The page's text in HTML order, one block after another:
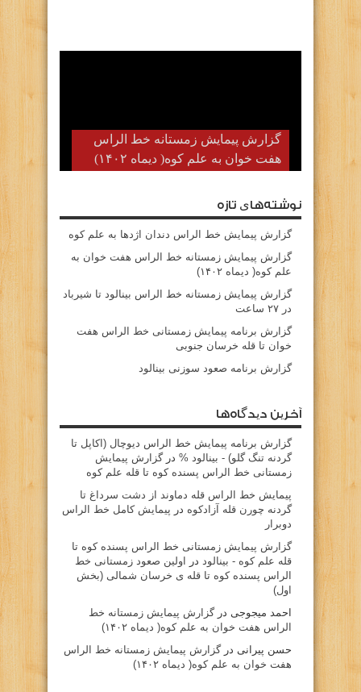
گزارش پیمایش زمستانه خط الراس
هفت خوان به علم کوه( دیماه ۱۴۰۲)
نوشته‌های تازه
گزارش پیمایش خط الراس دندان اژدها به علم کوه
گزارش پیمایش زمستانه خط الراس هفت خوان به
علم کوه( دیماه ۱۴۰۲)
گزارش پیمایش زمستانه خط الراس بینالود تا شیرباد
در ۲۷ ساعت
گزارش برنامه پیمایش زمستانی خط الراس هفت
خوان تا قله خرسان جنوبی
گزارش برنامه صعود سوزنی بینالود
آخرین دیدگاه‌ها
گزارش برنامه پيمايش خط الراس ديوچال (اكاپل تا
گردنه تنگ گلو) - بينالود % درگزارش پیمایش
زمستانی خط الراس پسنده کوه تا قله علم کوه
پيمايش خط الراس قله دماوند از دشت سرداغ تا
گردنه چورن قله آزادكوه در پیمایش کامل خط الراس
دوبرار
گزارش پیمایش زمستانی خط الراس پسنده کوه تا
قله علم کوه - بينالود در
اولین صعود زمستانی خط
الراس پسنده کوه تا قله ی خرسان شمالی (بخش
اول)
احمد میجوجی درگزارش پیمایش زمستانه خط
الراس هفت خوان به علم کوه( دیماه ۱۴۰۲)
حسن پیرانی درگزارش پیمایش زمستانه خط الراس
هفت خوان به علم کوه( دیماه ۱۴۰۲)